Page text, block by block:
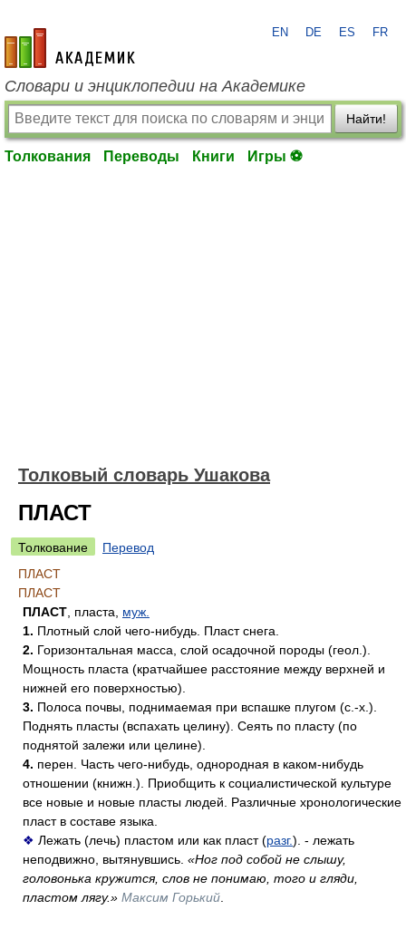
academic.ru
EN DE ES FR
Словари и энциклопедии на Академике
Найти!
Толкования Переводы Книги Игры ⚽
Толковый словарь Ушакова
ПЛАСТ
Толкование
Перевод
ПЛАСТ
ПЛАСТ
ПЛАСТ , пласта, муж.
1. Плотный слой чего-нибудь. Пласт снега.
2. Горизонтальная масса, слой осадочной породы (геол.).
Мощность пласта (кратчайшее расстояние между верхней и
нижней его поверхностью).
3. Полоса почвы, поднимаемая при вспашке плугом (с.-х.).
Поднять пласты (вспахать целину). Сеять по пласту (по
поднятой залежи или целине).
4. перен. Часть чего-нибудь, однородная в каком-нибудь
отношении (книжн.). Приобщить к социалистической культуре
все новые и новые пласты людей. Различные хронологические
пласт в составе языка.
❖ Лежать (лечь) пластом или как пласт (разг.). - лежать
неподвижно, вытянувшись. «Ног под собой не слышу,
головонька кружится, слов не понимаю, того и гляди,
пластом лягу.» Максим Горький